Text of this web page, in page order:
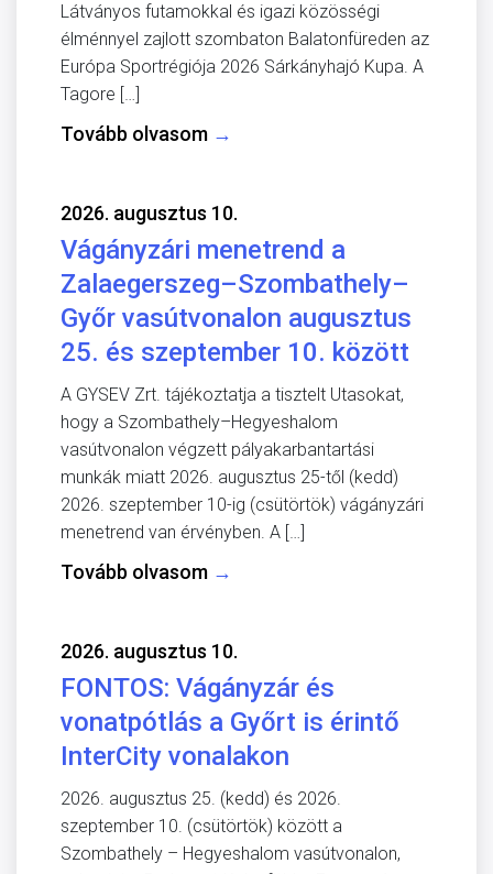
Látványos futamokkal és igazi közösségi
élménnyel zajlott szombaton Balatonfüreden az
Európa Sportrégiója 2026 Sárkányhajó Kupa. A
Tagore […]
Tovább olvasom →
2026. augusztus 10.
Vágányzári menetrend a
Zalaegerszeg–Szombathely–
Győr vasútvonalon augusztus
25. és szeptember 10. között
A GYSEV Zrt. tájékoztatja a tisztelt Utasokat,
hogy a Szombathely–Hegyeshalom
vasútvonalon végzett pályakarbantartási
munkák miatt 2026. augusztus 25-től (kedd)
2026. szeptember 10-ig (csütörtök) vágányzári
menetrend van érvényben. A […]
Tovább olvasom →
2026. augusztus 10.
FONTOS: Vágányzár és
vonatpótlás a Győrt is érintő
InterCity vonalakon
2026. augusztus 25. (kedd) és 2026.
szeptember 10. (csütörtök) között a
Szombathely – Hegyeshalom vasútvonalon,